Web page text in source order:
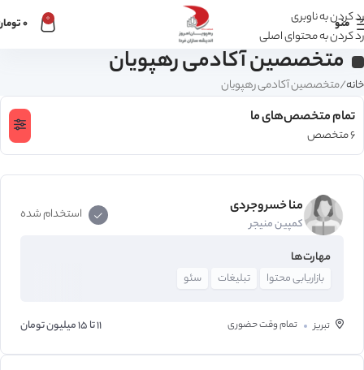
رد کردن به ناوبری
رد کردن به محتوای اصلی
منو 0
0
متخصصین آکادمی رهپویان
خانه متخصصین آکادمی رهپویان
تمام متخصص‌های ما
6 متخصص
منا خسروجردی‌
کمپین منیجر
استخدام شده
مهارت‌ها
بازاریابی محتوا تبلیغات سئو
تبریز تمام وقتحضوری 11 تا 15 میلیون تومان